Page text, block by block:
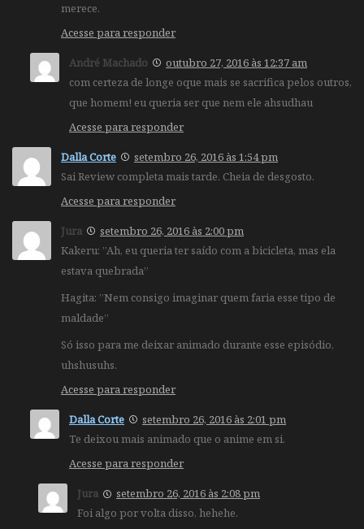
merece.
Acesse para responder
André Machado
outubro 27, 2016 às 12:37 am
com certeza de longe oque mais se sacrifica pelos outros,
que homem! eu queria ser que nem ele ahsudhau
Acesse para responder
Dalla Corte
setembro 26, 2016 às 1:54 pm
Sai Review completa mais tarde. Cheia de desgosto.
Acesse para responder
Jura
setembro 26, 2016 às 2:00 pm
Kakeru: ”Ah, eu queria ter saído com a bicicleta, mas ela
estava quebrada”
Hagita: ”Nem consigo imaginar quem faria esse tipo de
maldade”
Só isso para me deixar animado durante esse episódio,
uhshusuhs.
Acesse para responder
Dalla Corte
setembro 26, 2016 às 2:01 pm
Te deixou mais animado que o anime em si.
Acesse para responder
Jura
setembro 26, 2016 às 2:08 pm
Foi algo por volta disso, hehehe.